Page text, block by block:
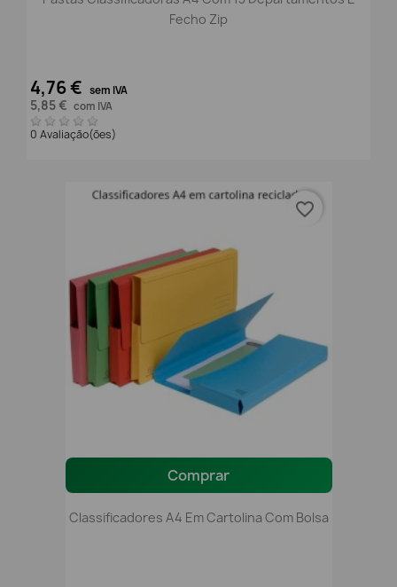
Fecho Zip
4,76 € sem IVA
5,85 € com IVA
0 Avaliação(ões)
Comprar
Classificadores A4 Em Cartolina Com Bolsa
favorite_border